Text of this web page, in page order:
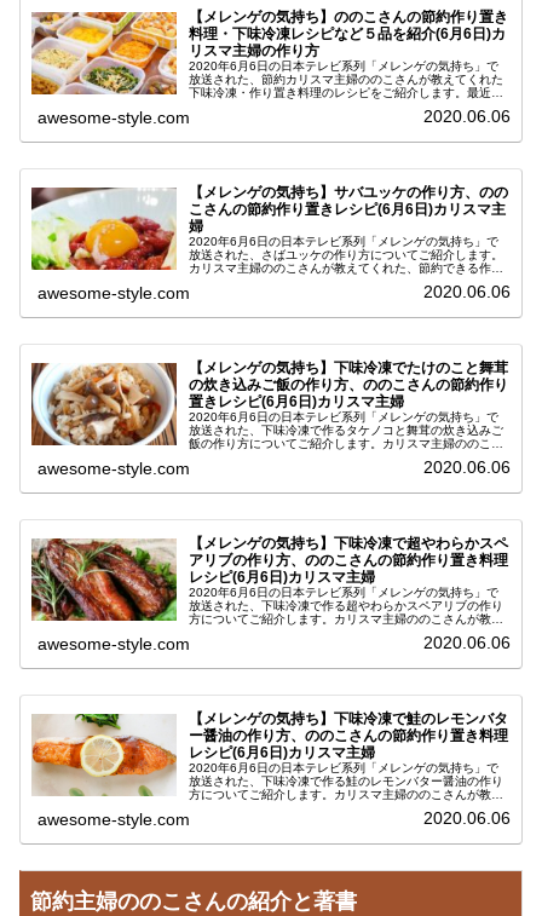
【メレンゲの気持ち】ののこさんの節約作り置き
料理・下味冷凍レシピなど５品を紹介(6月6日)カ
リスマ主婦の作り方
2020年6月6日の日本テレビ系列「メレンゲの気持ち」で
放送された、節約カリスマ主婦ののこさんが教えてくれた
下味冷凍・作り置き料理のレシピをご紹介します。最近、
awesome-style.com 2020.06.06
【メレンゲの気持ち】サバユッケの作り方、のの
こさんの節約作り置きレシピ(6月6日)カリスマ主
婦
2020年6月6日の日本テレビ系列「メレンゲの気持ち」で
放送された、さばユッケの作り方についてご紹介します。
カリスマ主婦ののこさんが教えてくれた、節約できる作り
awesome-style.com 2020.06.06
【メレンゲの気持ち】下味冷凍でたけのこと舞茸
の炊き込みご飯の作り方、ののこさんの節約作り
置きレシピ(6月6日)カリスマ主婦
2020年6月6日の日本テレビ系列「メレンゲの気持ち」で
放送された、下味冷凍で作るタケノコと舞茸の炊き込みご
飯の作り方についてご紹介します。カリスマ主婦ののこさ
awesome-style.com 2020.06.06
【メレンゲの気持ち】下味冷凍で超やわらかスペ
アリブの作り方、ののこさんの節約作り置き料理
レシピ(6月6日)カリスマ主婦
2020年6月6日の日本テレビ系列「メレンゲの気持ち」で
放送された、下味冷凍で作る超やわらかスペアリブの作り
方についてご紹介します。カリスマ主婦ののこさんが教え
awesome-style.com 2020.06.06
【メレンゲの気持ち】下味冷凍で鮭のレモンバタ
ー醤油の作り方、ののこさんの節約作り置き料理
レシピ(6月6日)カリスマ主婦
2020年6月6日の日本テレビ系列「メレンゲの気持ち」で
放送された、下味冷凍で作る鮭のレモンバター醤油の作り
方についてご紹介します。カリスマ主婦ののこさんが教え
awesome-style.com 2020.06.06
節約主婦ののこさんの紹介と著書